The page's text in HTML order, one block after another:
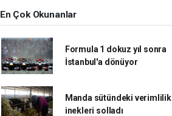
En Çok Okunanlar
Formula 1 dokuz yıl sonra
İstanbul'a dönüyor
Manda sütündeki verimlilik
inekleri solladı